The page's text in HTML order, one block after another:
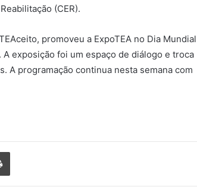
(CER).
promoveu a ExpoTEA no Dia Mundial
exposição foi um espaço de diálogo e troca
A programação continua nesta semana com